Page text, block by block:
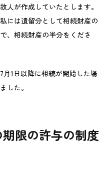
人が作成していたとします。
には遺留分として相続財産の
、相続財産の半分をくださ
1日以降に相続が開始した場
した。
限の許与の制度